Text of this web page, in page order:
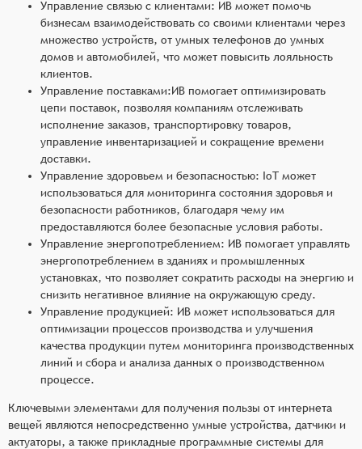
Управление связью с клиентами: ИВ может помочь
бизнесам взаимодействовать со своими клиентами через
множество устройств, от умных телефонов до умных
домов и автомобилей, что может повысить лояльность
клиентов.
Управление поставками:ИВ помогает оптимизировать
цепи поставок, позволяя компаниям отслеживать
исполнение заказов, транспортировку товаров,
управление инвентаризацией и сокращение времени
доставки.
Управление здоровьем и безопасностью: IoT может
использоваться для мониторинга состояния здоровья и
безопасности работников, благодаря чему им
предоставляются более безопасные условия работы.
Управление энергопотреблением: ИВ помогает управлять
энергопотреблением в зданиях и промышленных
установках, что позволяет сократить расходы на энергию и
снизить негативное влияние на окружающую среду.
Управление продукцией: ИВ может использоваться для
оптимизации процессов производства и улучшения
качества продукции путем мониторинга производственных
линий и сбора и анализа данных о производственном
процессе.
Ключевыми элементами для получения пользы от интернета
вещей являются непосредственно умные устройства, датчики и
актуаторы, а также прикладные программные системы для